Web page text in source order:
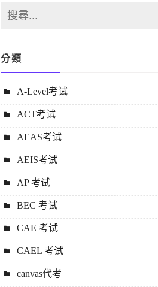
分類
A-Level考试
ACT考试
AEAS考试
AEIS考试
AP 考试
BEC 考试
CAE 考试
CAEL 考试
canvas代考